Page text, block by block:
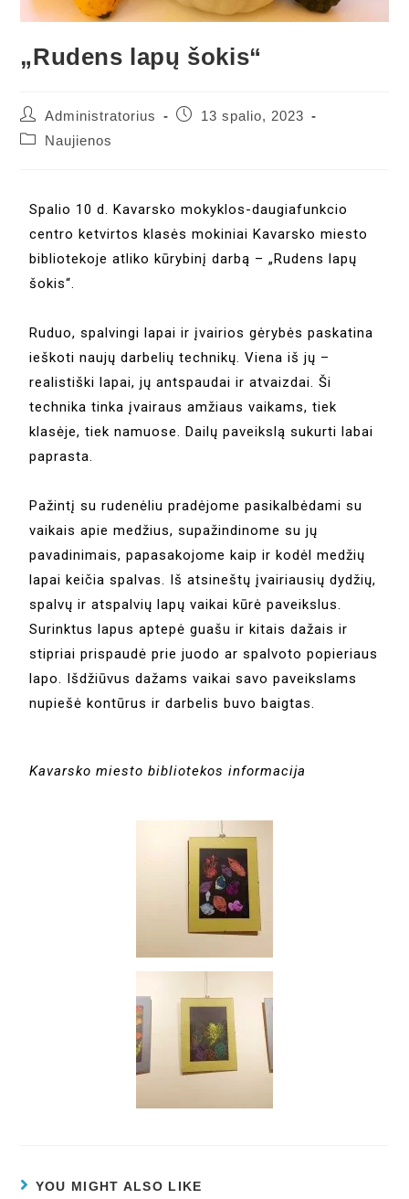
„Rudens lapų šokis“
Administratorius
13 spalio, 2023
Naujienos
Spalio 10 d. Kavarsko mokyklos-daugiafunkcio
centro ketvirtos klasės mokiniai Kavarsko miesto
bibliotekoje atliko kūrybinį darbą – „Rudens lapų
šokis“.
Ruduo, spalvingi lapai ir įvairios gėrybės paskatina
ieškoti naujų darbelių technikų. Viena iš jų –
realistiški lapai, jų antspaudai ir atvaizdai. Ši
technika tinka įvairaus amžiaus vaikams, tiek
klasėje, tiek namuose. Dailų paveikslą sukurti labai
paprasta.
Pažintį su rudenėliu pradėjome pasikalbėdami su
vaikais apie medžius, supažindinome su jų
pavadinimais, papasakojome kaip ir kodėl medžių
lapai keičia spalvas. Iš atsineštų įvairiausių dydžių,
spalvų ir atspalvių lapų vaikai kūrė paveikslus.
Surinktus lapus aptepė guašu ir kitais dažais ir
stipriai prispaudė prie juodo ar spalvoto popieriaus
lapo. Išdžiūvus dažams vaikai savo paveikslams
nupiešė kontūrus ir darbelis buvo baigtas.
Kavarsko miesto bibliotekos informacija
YOU MIGHT ALSO LIKE